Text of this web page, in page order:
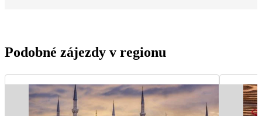
Podobné zájezdy v regionu